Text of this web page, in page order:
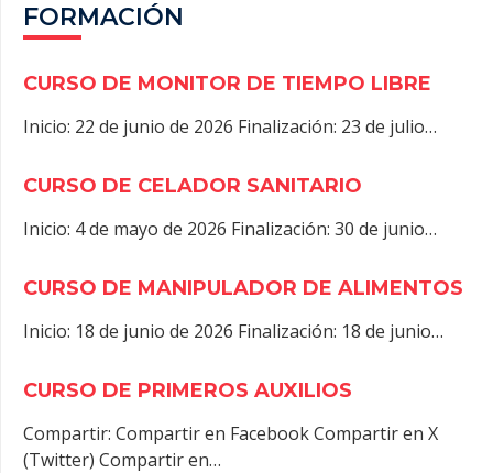
FORMACIÓN
CURSO DE MONITOR DE TIEMPO LIBRE
Inicio: 22 de junio de 2026 Finalización: 23 de julio…
CURSO DE CELADOR SANITARIO
Inicio: 4 de mayo de 2026 Finalización: 30 de junio…
CURSO DE MANIPULADOR DE ALIMENTOS
Inicio: 18 de junio de 2026 Finalización: 18 de junio…
CURSO DE PRIMEROS AUXILIOS
Compartir: Compartir en Facebook Compartir en X
(Twitter) Compartir en…